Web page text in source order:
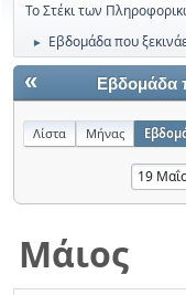
Το Στέκι των
► Εβδομάδα που
« Εβδομάδα
Λίστα Μήνας
Μάιος